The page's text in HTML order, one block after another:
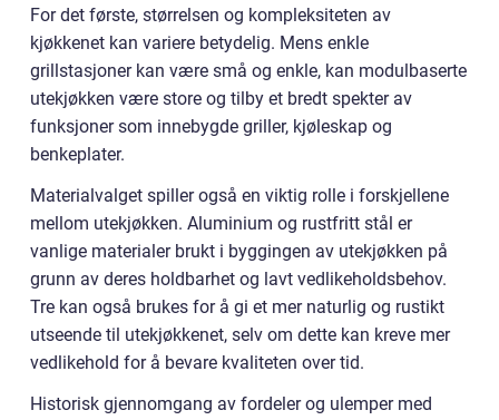
For det første, størrelsen og kompleksiteten av
kjøkkenet kan variere betydelig. Mens enkle
grillstasjoner kan være små og enkle, kan modulbaserte
utekjøkken være store og tilby et bredt spekter av
funksjoner som innebygde griller, kjøleskap og
benkeplater.
Materialvalget spiller også en viktig rolle i forskjellene
mellom utekjøkken. Aluminium og rustfritt stål er
vanlige materialer brukt i byggingen av utekjøkken på
grunn av deres holdbarhet og lavt vedlikeholdsbehov.
Tre kan også brukes for å gi et mer naturlig og rustikt
utseende til utekjøkkenet, selv om dette kan kreve mer
vedlikehold for å bevare kvaliteten over tid.
Historisk gjennomgang av fordeler og ulemper med